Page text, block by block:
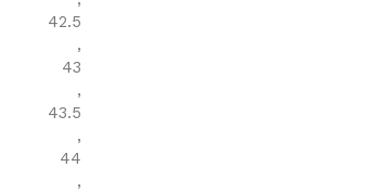
42.5
,
43
,
43.5
,
44
,